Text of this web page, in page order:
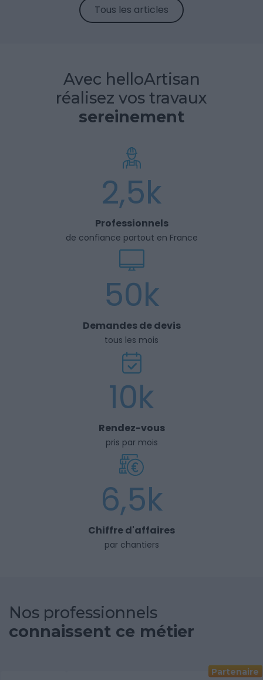
Tous les articles
Avec helloArtisan
réalisez vos travaux
sereinement
2,5k
Professionnels
de confiance partout en France
50k
Demandes de devis
tous les mois
10k
Rendez-vous
pris par mois
6,5k
Chiffre d'affaires
par chantiers
Nos professionnels
connaissent ce métier
Partenaire